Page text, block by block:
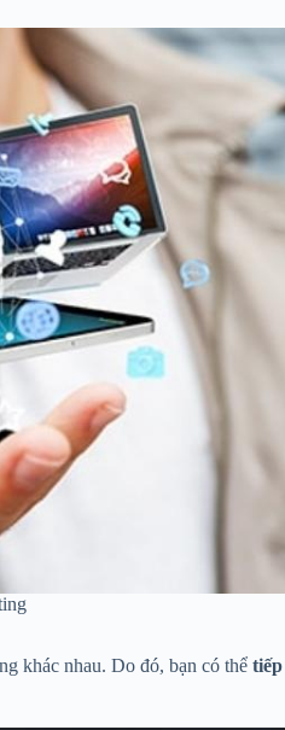
khác nhau. Do đó, bạn có thể